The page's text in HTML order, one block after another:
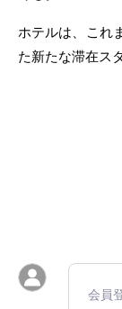
ホテルは、これ
た新たな滞在ス
会員